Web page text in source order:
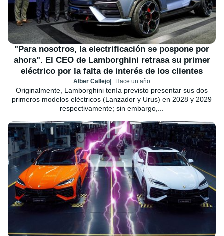
"Para nosotros, la electrificación se pospone por
ahora". El CEO de Lamborghini retrasa su primer
eléctrico por la falta de interés de los clientes
Alber Callejo Hace un año
Originalmente, Lamborghini tenía previsto presentar sus dos
primeros modelos eléctricos (Lanzador y Urus) en 2028 y 2029
respectivamente; sin embargo,...